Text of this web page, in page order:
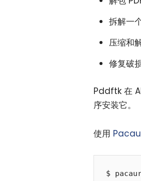
拆解一
压缩和
修复破
Pddftk 在
序安装它。
使用
$